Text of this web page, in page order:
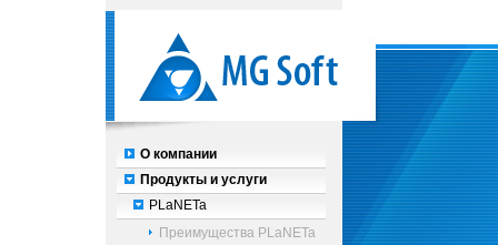
О компании
Продукты и услуги
PLaNETa
Преимущества PLaNETa